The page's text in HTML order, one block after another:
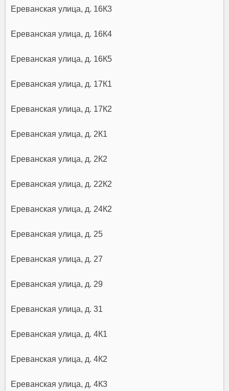
Ереванская улица, д. 16К3
Ереванская улица, д. 16К4
Ереванская улица, д. 16К5
Ереванская улица, д. 17К1
Ереванская улица, д. 17К2
Ереванская улица, д. 2К1
Ереванская улица, д. 2К2
Ереванская улица, д. 22К2
Ереванская улица, д. 24К2
Ереванская улица, д. 25
Ереванская улица, д. 27
Ереванская улица, д. 29
Ереванская улица, д. 31
Ереванская улица, д. 4К1
Ереванская улица, д. 4К2
Ереванская улица, д. 4К3